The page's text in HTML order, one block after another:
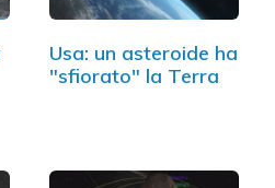
Usa: un asteroide ha
"sfiorato" la Terra